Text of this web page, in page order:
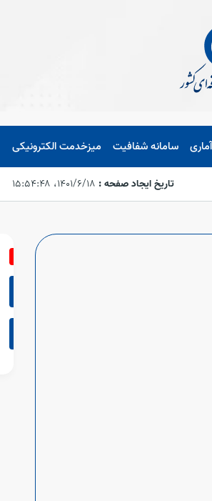
سامانه شفافیت میزخدمت الکترونیکی
تاریخ ایجاد صفحه : ۱۴۰۱/۶/۱۸،‏ ۱۵:۵۴:۴۸